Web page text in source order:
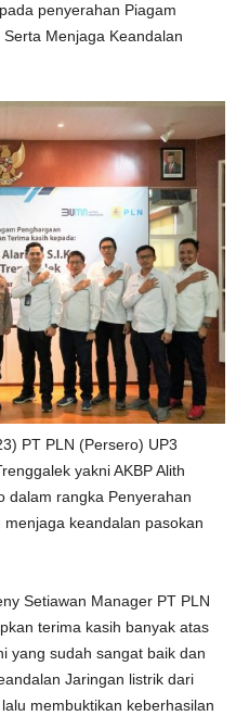
penyerahan Piagam
Menjaga Keandalan
PT PLN (Persero) UP3
yakni AKBP Alith
dalam rangka Penyerahan
keandalan pasokan
Setiawan Manager PT PLN
terima kasih banyak atas
yang sudah sangat baik dan
Jaringan listrik dari
membuktikan keberhasilan